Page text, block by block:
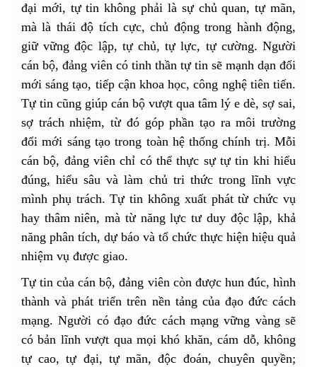
đại mới, tự tin không phải là sự chủ quan, tự mãn,
mà là thái độ tích cực, chủ động trong hành động,
giữ vững độc lập, tự chủ, tự lực, tự cường. Người
cán bộ, đảng viên có tinh thần tự tin sẽ mạnh dạn đổi
mới sáng tạo, tiếp cận khoa học, công nghệ tiên tiến.
Tự tin cũng giúp cán bộ vượt qua tâm lý e dè, sợ sai,
sợ trách nhiệm, từ đó góp phần tạo ra môi trường
đổi mới sáng tạo trong toàn hệ thống chính trị. Mỗi
cán bộ, đảng viên chỉ có thể thực sự tự tin khi hiểu
đúng, hiểu sâu và làm chủ tri thức trong lĩnh vực
mình phụ trách. Tự tin không xuất phát từ chức vụ
hay thâm niên, mà từ năng lực tư duy độc lập, khả
năng phân tích, dự báo và tổ chức thực hiện hiệu quả
nhiệm vụ được giao.
Tự tin của cán bộ, đảng viên còn được hun đúc, hình
thành và phát triển trên nền tảng của đạo đức cách
mạng. Người có đạo đức cách mạng vững vàng sẽ
có bản lĩnh vượt qua mọi khó khăn, cám dỗ, không
tự cao, tự đại, tự mãn, độc đoán, chuyên quyền;